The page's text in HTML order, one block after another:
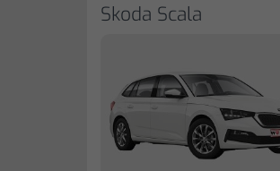
Skoda Scala